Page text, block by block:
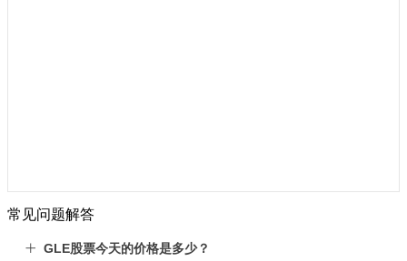
常见问题解答
GLE股票今天的价格是多少？